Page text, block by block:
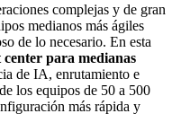
complejas y de gran
medianos más ágiles
de lo necesario. En esta
para medianas
de IA, enrutamiento e
los equipos de 50 a 500
más rápida y